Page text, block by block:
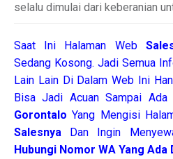
selalu dimulai dari keberanian
Saat Ini Halaman Web
Sedang Kosong. Jadi Semua
Lain Lain Di Dalam Web Ini
Bisa Jadi Acuan Sampai
GorontaloYang Mengisi
Salesnya Dan Ingin
Hubungi Nomor WA Yang Ada